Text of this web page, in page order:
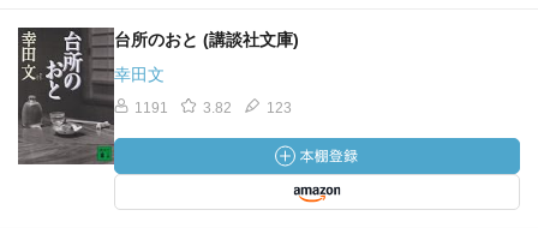
台所のおと (講談社文庫)
幸田文
1191 3.82 123